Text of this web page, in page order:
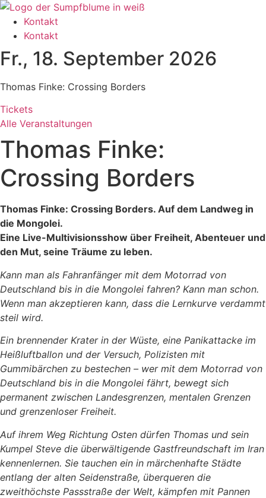
Zum
Inhalt
wechseln
Kontakt
Kontakt
Fr., 18. September 2026
Thomas Finke: Crossing Borders
Tickets
Alle Veranstaltungen
Thomas Finke:
Crossing Borders
Thomas Finke: Crossing Borders. Auf dem Landweg in
die Mongolei.
Eine Live-Multivisionsshow über Freiheit, Abenteuer und
den Mut, seine Träume zu leben.
Kann man als Fahranfänger mit dem Motorrad von
Deutschland bis in die Mongolei fahren? Kann man schon.
Wenn man akzeptieren kann, dass die Lernkurve verdammt
steil wird.
Ein brennender Krater in der Wüste, eine Panikattacke im
Heißluftballon und der Versuch, Polizisten mit
Gummibärchen zu bestechen – wer mit dem Motorrad von
Deutschland bis in die Mongolei fährt, bewegt sich
permanent zwischen Landesgrenzen, mentalen Grenzen
und grenzenloser Freiheit.
Auf ihrem Weg Richtung Osten dürfen Thomas und sein
Kumpel Steve die überwältigende Gastfreundschaft im Iran
kennenlernen. Sie tauchen ein in märchenhafte Städte
entlang der alten Seidenstraße, überqueren die
zweithöchste Passstraße der Welt, kämpfen mit Pannen